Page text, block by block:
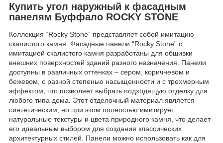
Купить угол наружный к фасадным
панелям Буффало ROCKY STONE
Коллекция “Rocky Stone” представляет собой имитацию
скалистого камня. Фасадные панели “Rocky Stone” с
имитацией скалистого камня разработаны для обшивки
внешних поверхностей зданий разного назначения. Панели
доступны в различных оттенках – сером, коричневом и
бежевом, с разной степенью насыщенности и с трехмерным
эффектом, что позволяет выбрать подходящую отделку для
любого типа дома. Этот отделочный материал является
синтетическим, но при этом полностью имитирует
натуральные текстуры и цвета природного камня, что делает
его идеальным выбором для создания классических
архитектурных стилей. Панели можно использовать как для